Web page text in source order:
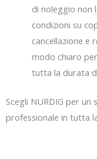
di noleggio non
condizioni su
cancellazione e
modo chiaro
tutta la durata
Scegli NURDIG per
professionale in tutta